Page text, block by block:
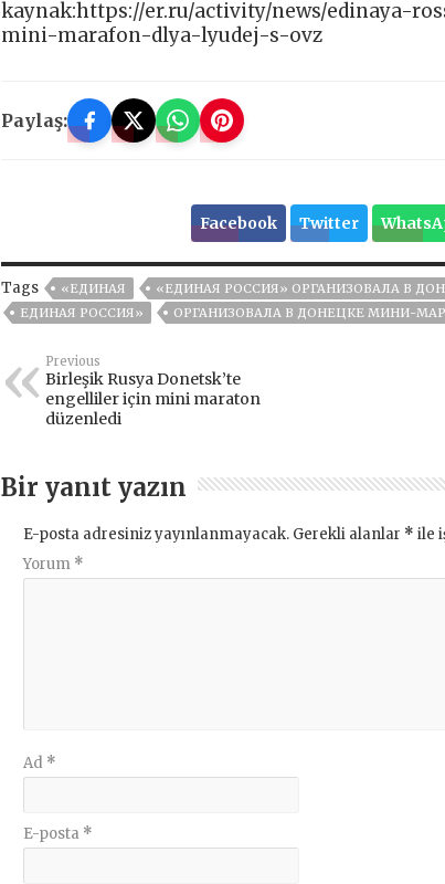
kaynak:https://er.ru/activity/news/edinaya-
mini-marafon-dlya-lyudej-s-ovz
Paylaş:
Facebook Twitter
Tags «ЕДИНАЯ
«ЕДИНАЯ РОССИЯ» ОРГАНИЗОВАЛА В
ЕДИНАЯ РОССИЯ»
ОРГАНИЗОВАЛА В ДОНЕЦКЕ МИНИ-
Previous
Birleşik Rusya Donetsk’te
engelliler için mini maraton
düzenledi
Bir yanıt yazın
E-posta adresiniz yayınlanmayacak. Gerekli alanlar * ile
Yorum *
Ad *
E-posta *